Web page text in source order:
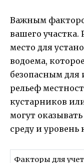
Важным
вашего участка.
место для
водоема,
безопасным для
рельеф
кустарников
могут
среду и уровень
Факторы для